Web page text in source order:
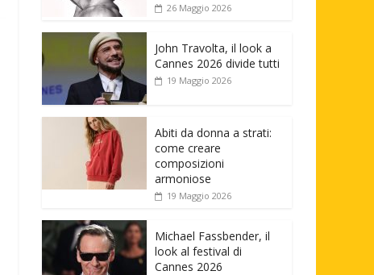
26 Maggio 2026
John Travolta, il look a
Cannes 2026 divide tutti
19 Maggio 2026
Abiti da donna a strati:
come creare
composizioni
armoniose
19 Maggio 2026
Michael Fassbender, il
look al festival di
Cannes 2026